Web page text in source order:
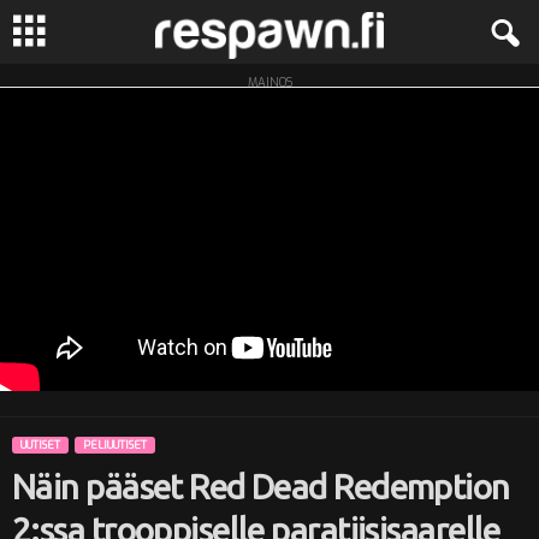
R
w
MAINOS
UUTISET PELIUUTISET
Näin pääset Red Dead Redemption
2:ssa trooppiselle paratiisisaarelle